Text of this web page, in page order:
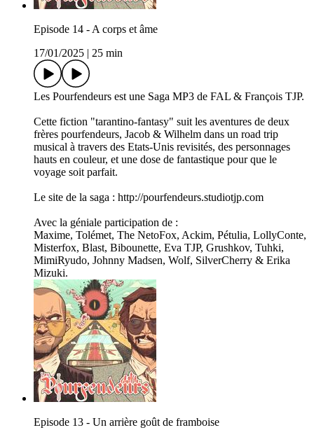
Episode 14 - A corps et âme
17/01/2025
25 min
Les Pourfendeurs est une Saga MP3 de FAL & François TJP.
Cette fiction "tarantino-fantasy" suit les aventures de deux
frères pourfendeurs, Jacob & Wilhelm dans un road trip
musical à travers des Etats-Unis revisités, des personnages
hauts en couleur, et une dose de fantastique pour que le
voyage soit parfait.
Le site de la saga : http://pourfendeurs.studiotjp.com
Avec la géniale participation de :
Maxime, Tolémet, The NetoFox, Ackim, Pétulia, LollyConte,
Misterfox, Blast, Bibounette, Eva TJP, Grushkov, Tuhki,
MimiRyudo, Johnny Madsen, Wolf, SilverCherry & Erika
Mizuki.
Episode 13 - Un arrière goût de framboise